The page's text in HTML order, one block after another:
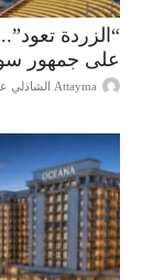
“الزردة
على جمهور
Attayma الشاذلي عرايبية